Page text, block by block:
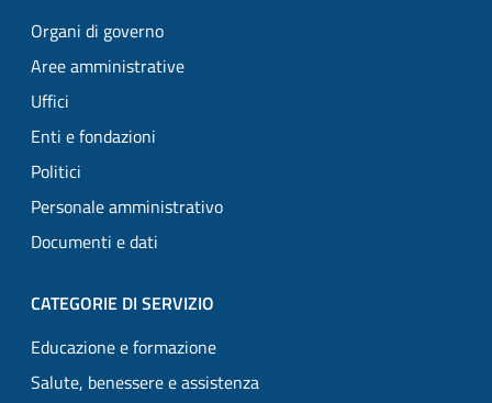
Organi di governo
Aree amministrative
Uffici
Enti e fondazioni
Politici
Personale amministrativo
Documenti e dati
CATEGORIE DI SERVIZIO
Educazione e formazione
Salute, benessere e assistenza